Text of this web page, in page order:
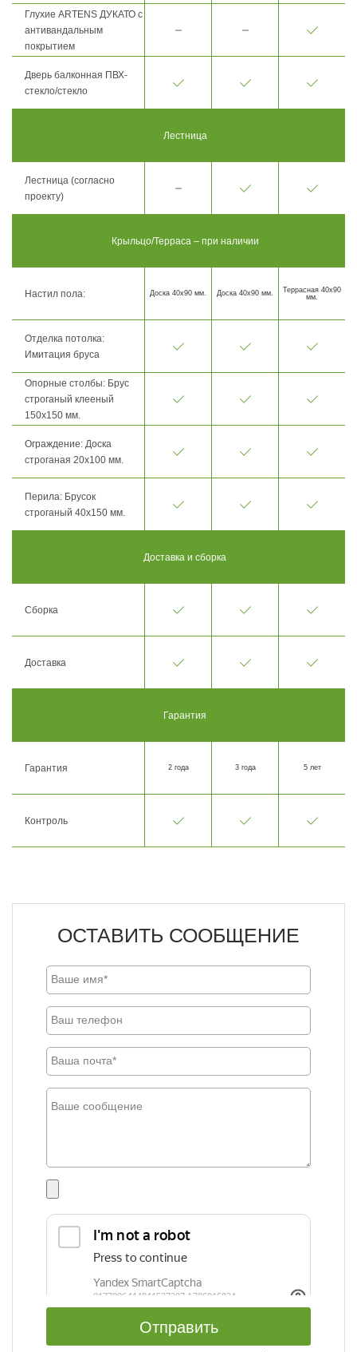
Глухие ARTENS ДУКАТО с
антивандальным
покрытием
Дверь балконная ПВХ-
стекло/стекло
Лестница
Лестница (согласно
проекту)
Крыльцо/Терраса – при наличии
Настил пола: Доска 40х90 мм. Доска 40х90 мм.
Террасная 40х90
мм.
Отделка потолка:
Имитация бруса
Опорные столбы: Брус
строганый клееный
150х150 мм.
Ограждение: Доска
строганая 20х100 мм.
Перила: Брусок
строганый 40х150 мм.
Доставка и сборка
Сборка
Доставка
Гарантия
Гарантия 2 года 3 года 5 лет
Контроль
ОСТАВИТЬ СООБЩЕНИЕ
Отправить